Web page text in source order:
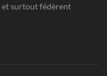
surtout fédèrent